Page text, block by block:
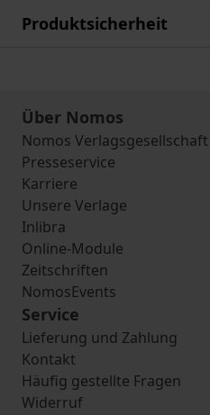
Produktsicherheit
Über Nomos
Nomos Verlagsgesellschaft
Presseservice
Karriere
Unsere Verlage
Inlibra
Online-Module
Zeitschriften
NomosEvents
Service
Lieferung und Zahlung
Kontakt
Häufig gestellte Fragen
Widerruf